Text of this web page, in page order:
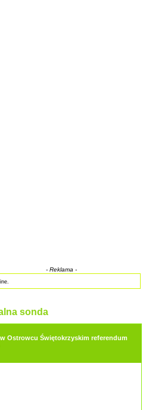
- Reklama -
sonda
Ostrowcu Świętokrzyskim referendum